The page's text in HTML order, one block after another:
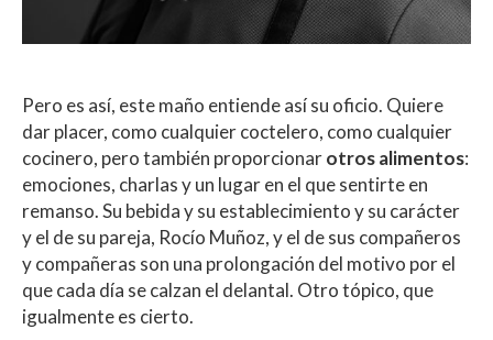
Pero es así, este maño entiende así su oficio. Quiere
dar placer, como cualquier coctelero, como cualquier
cocinero, pero también proporcionarotros alimentos:
emociones, charlas y un lugar en el que sentirte en
remanso. Su bebida y su establecimiento y su carácter
y el de su pareja, Rocío Muñoz, y el de sus compañeros
y compañeras son una prolongación del motivo por el
que cada día se calzan el delantal. Otro tópico, que
igualmente es cierto.